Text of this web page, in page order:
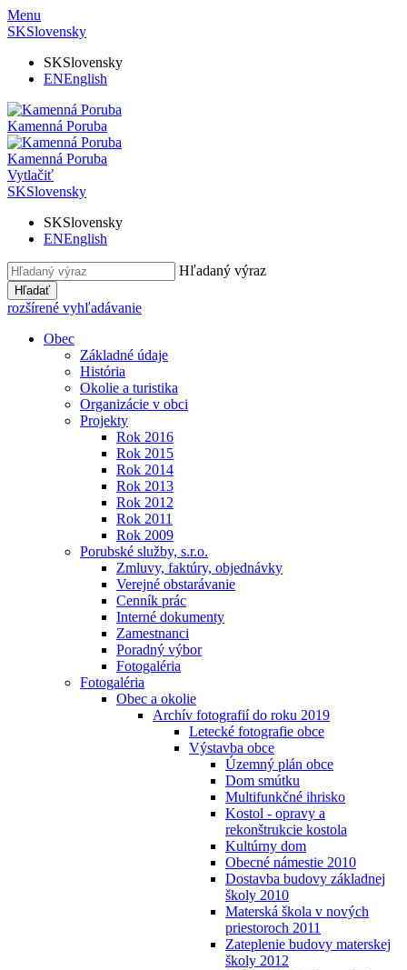
Menu
SKSlovensky
SKSlovensky
ENEnglish
Kamenná Poruba
Kamenná Poruba
Vytlačiť
SKSlovensky
SKSlovensky
ENEnglish
Hľadaný výraz
Hľadať
rozšírené vyhľadávanie
Obec
Základné údaje
História
Okolie a turistika
Organizácie v obci
Projekty
Rok 2016
Rok 2015
Rok 2014
Rok 2013
Rok 2012
Rok 2011
Rok 2009
Porubské služby, s.r.o.
Zmluvy, faktúry, objednávky
Verejné obstarávanie
Cenník prác
Interné dokumenty
Zamestnanci
Poradný výbor
Fotogaléria
Fotogaléria
Obec a okolie
Archív fotografií do roku 2019
Letecké fotografie obce
Výstavba obce
Územný plán obce
Dom smútku
Multifunkčné ihrisko
Kostol - opravy a
rekonštrukcie kostola
Kultúrny dom
Obecné námestie 2010
Dostavba budovy základnej
školy 2010
Materská škola v nových
priestoroch 2011
Zateplenie budovy materskej
školy 2012